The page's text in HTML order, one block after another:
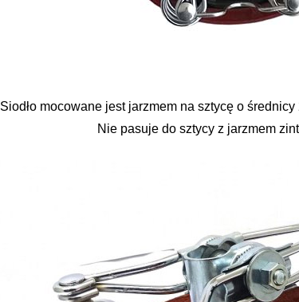
Siodło mocowane jest jarzmem na sztycę o
Nie pasuje do sztycy z jarzmem